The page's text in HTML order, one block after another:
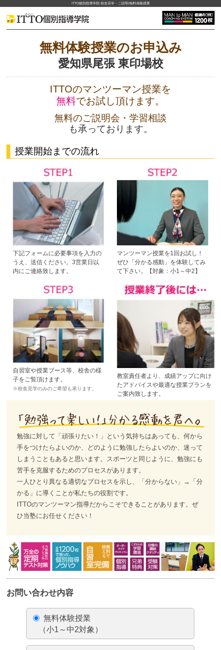
ITTO個別指導学院 校舎見学・ご説明/無料体験授業
無料体験授業のお申込み
愛知県尾張 東印場校
ITTOのマンツーマン授業を
無料でお試し頂けます。
無料のご説明会・学習相談
も承っております。
授業開始までの流れ
下記フォームに必要事項を入力の
うえ、送信ください。3営業日以
内にご連絡致します。
マンツーマン授業を1回お試し！
ぜひ「分かる感動」を体験してみ
て下さい。【対象：小1～中2】
自習室や授業ブース等、校舎の様
子をご覧頂けます。
※校舎見学のみのご希望も承ります。
教室責任者より、成績アップに向け
たアドバイスや最適な授業プランを
ご案内致します。
勉強に対して「頑張りたい！」という気持ちはあっても、何から
手をつけたらよいのか、どのように勉強したらよいのか、迷って
しまうこともあると思います。スポーツと同じように、勉強にも
苦手を克服するためのプロセスがあります。
一人ひとり異なる適切なプロセスを示し、「分からない」→「分
かる」に導くことが私たちの役割です。
ITTOのマンツーマン指導だからこそできることがあります。ぜ
ひ当塾にお任せください！
お問い合わせ内容
無料体験授業
（小1～中2対象）